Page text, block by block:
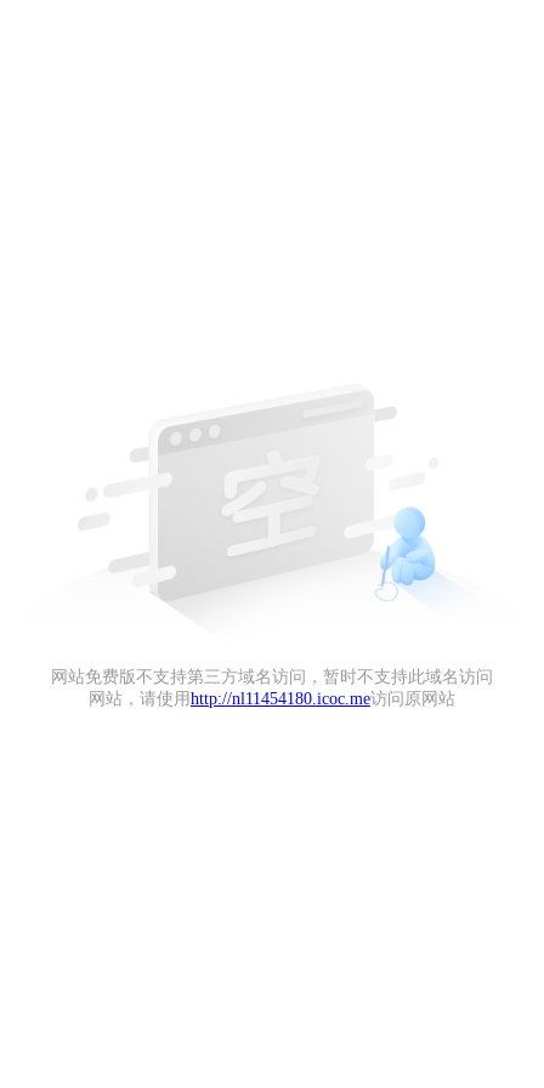
网站免费版不支持第三方域名访问，暂时不支持此域名访问
网站，请使用 http://nl11454180.icoc.me访问原网站